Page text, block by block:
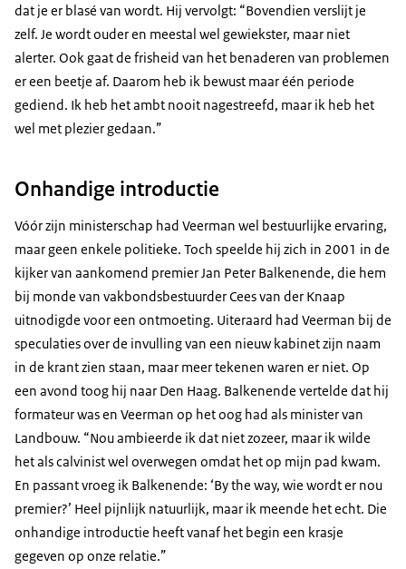
dat je er blasé van wordt. Hij vervolgt: “Bovendien verslijt je
zelf. Je wordt ouder en meestal wel gewiekster, maar niet
alerter. Ook gaat de frisheid van het benaderen van problemen
er een beetje af. Daarom heb ik bewust maar één periode
gediend. Ik heb het ambt nooit nagestreefd, maar ik heb het
wel met plezier gedaan.”
Onhandige introductie
Vóór zijn ministerschap had Veerman wel bestuurlijke ervaring,
maar geen enkele politieke. Toch speelde hij zich in 2001 in de
kijker van aankomend premier Jan Peter Balkenende, die hem
bij monde van vakbondsbestuurder Cees van der Knaap
uitnodigde voor een ontmoeting. Uiteraard had Veerman bij de
speculaties over de invulling van een nieuw kabinet zijn naam
in de krant zien staan, maar meer tekenen waren er niet. Op
een avond toog hij naar Den Haag. Balkenende vertelde dat hij
formateur was en Veerman op het oog had als minister van
Landbouw. “Nou ambieerde ik dat niet zozeer, maar ik wilde
het als calvinist wel overwegen omdat het op mijn pad kwam.
En passant vroeg ik Balkenende: ‘By the way, wie wordt er nou
premier?’ Heel pijnlijk natuurlijk, maar ik meende het echt. Die
onhandige introductie heeft vanaf het begin een krasje
gegeven op onze relatie.”